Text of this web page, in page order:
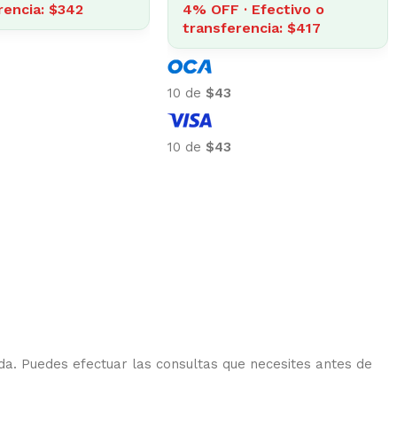
· Efectivo o
$1.934
15% OFF · Efectivo o
transferencia: $410
10 de $48
10 de $48
Puedes efectuar las consultas que necesites antes de